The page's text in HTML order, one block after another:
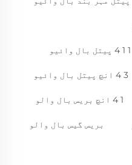
1 1 4 پیتل بال وائیو
3 4 انچ پیتل بال وائیو
1 4 انچ بریس بال والو
بریس گیس بال والو